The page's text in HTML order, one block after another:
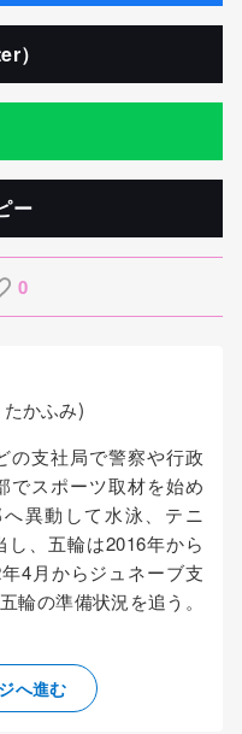
）
ー
0
かふみ)
の支社局で警察や行政
でスポーツ取材を始め
異動して水泳、テニ
、五輪は2016年から
4月からジュネーブ支
輪の準備状況を追う。
へ進む